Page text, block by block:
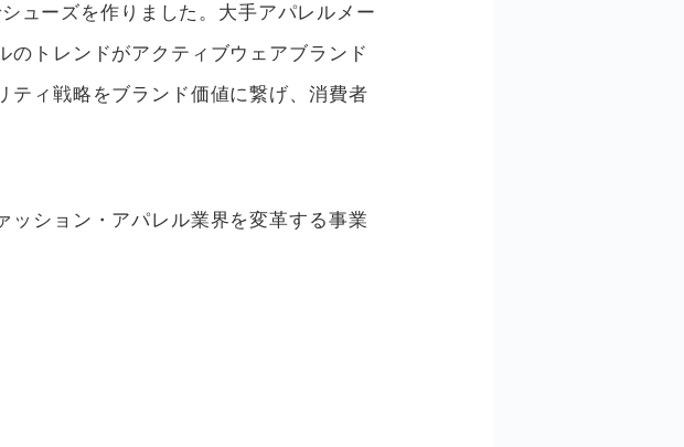
ーズを作りました。大手アパレルメー
のトレンドがアクティブウェアブランド
ティ戦略をブランド価値に繋げ、消費者
ッション・アパレル業界を変革する事業